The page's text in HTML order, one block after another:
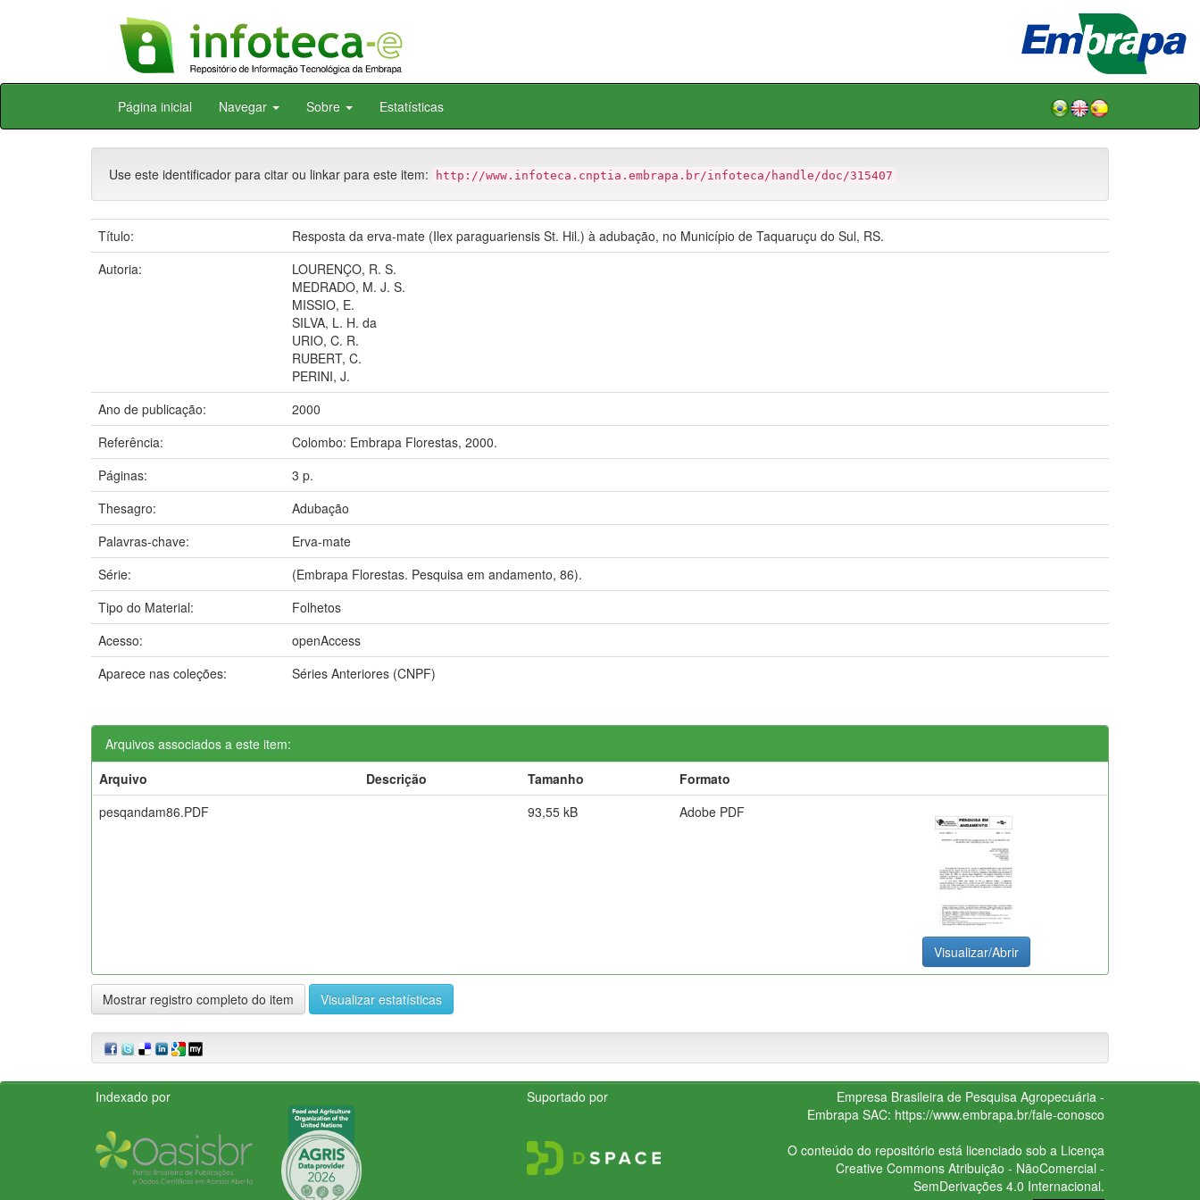
Skip
Página inicial Navegar Sobre Estatísticas
Use este identificador para citar ou linkar para este item: http://www.infoteca.cnptia.embrapa.br/infoteca/handle/doc/315407
Título:
Resposta da erva-mate (Ilex paraguariensis St. Hil.) à adubação, no Município de Taquaruçu do Sul, RS.
Autoria:
LOURENÇO, R. S.
MEDRADO, M. J. S.
MISSIO, E.
SILVA, L. H. da
URIO, C. R.
RUBERT, C.
PERINI, J.
Ano de publicação:
2000
Referência:
Colombo: Embrapa Florestas, 2000.
Páginas:
3 p.
Thesagro:
Adubação
Palavras-chave:
Erva-mate
Série:
(Embrapa Florestas. Pesquisa em andamento, 86).
Tipo do Material:
Folhetos
Acesso:
openAccess
Aparece nas coleções:
Séries Anteriores (CNPF)
Arquivos associados a este item:
Arquivo
Descrição Tamanho
Formato
pesqandam86.PDF
93,55 kB Adobe PDF
Visualizar/Abrir
Mostrar registro completo do item Visualizar estatísticas
Indexado por Suportado por
Empresa Brasileira de Pesquisa Agropecuária -
Embrapa SAC: https://www.embrapa.br/fale-conosco
O conteúdo do repositório está licenciado sob a Licença
Creative CommonsAtribuição - NãoComercial -
SemDerivações 4.0 Internacional.